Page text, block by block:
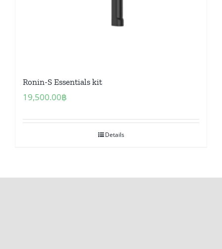
Ronin-S Essentials kit
19,500.00฿
Details